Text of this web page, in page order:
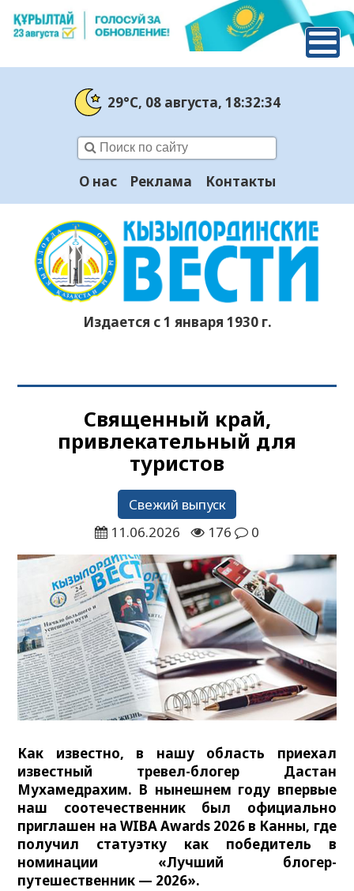
29°C, 08 августа, 18:32:35
О нас Реклама Контакты
Издается с 1 января 1930 г.
Священный край,
привлекательный для
туристов
Свежий выпуск
11.06.2026
176 0
Как известно, в нашу область приехал
известный тревел-блогер Дастан
Мухамедрахим. В нынешнем году впервые
наш соотечественник был официально
приглашен на WIBA Awards 2026 в Канны, где
получил статуэтку как победитель в
номинации «Лучший блогер-
путешественник — 2026».